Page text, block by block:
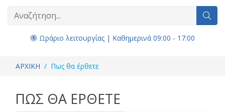
Ωράριο λειτουργίας | Καθημερινά 09:00 - 17:00
ΑΡΧΙΚΗ Πως θα έρθετε
ΠΩΣ ΘΑ ΕΡΘΕΤΕ